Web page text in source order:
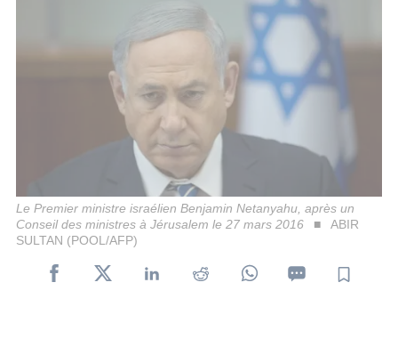
Le Premier ministre israélien Benjamin Netanyahu, après un
Conseil des ministres à Jérusalem le 27 mars 2016
ABIR
SULTAN (POOL/AFP)